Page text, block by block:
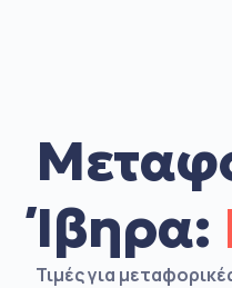
Ίβηρα:
Τιμές για